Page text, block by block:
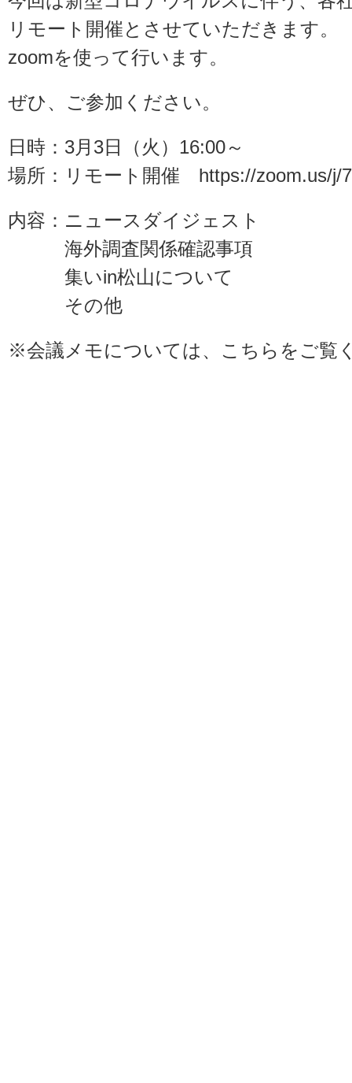
リモート開催とさせていただきます。
zoomを使って行います。
ぜひ、ご参加ください。
日時：3月3日（火）16:00～
場所：リモート開催 https://zoom.us/j/
内容：ニュースダイジェスト
海外調査関係確認事項
集いin松山について
その他
※会議メモについては、 こちら をご覧